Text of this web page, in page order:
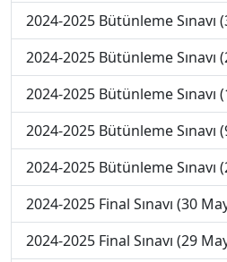
2024-2025 Bütünleme Sınavı
2024-2025 Bütünleme Sınavı
2024-2025 Bütünleme Sınavı
2024-2025 Bütünleme Sınavı
2024-2025 Bütünleme Sınavı
2024-2025 Final Sınavı (30
2024-2025 Final Sınavı (29